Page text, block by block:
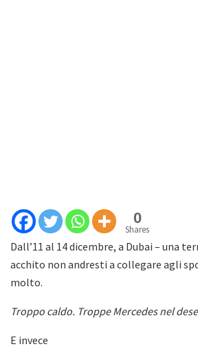
0
Shares
Dall’11 al 14 dicembre, a Dubai – una
acchito non andresti a collegare agli
molto.
Troppo caldo. Troppe Mercedes nel
E invece